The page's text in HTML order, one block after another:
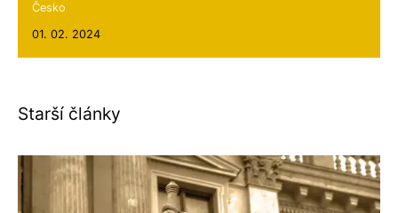
Česko
01. 02. 2024
Starší články